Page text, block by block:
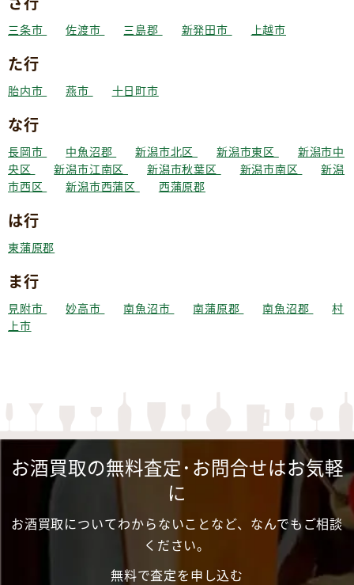
三条市 佐渡市 三島郡 新発田市 上越市
た行
胎内市 燕市 十日町市
な行
長岡市 中魚沼郡 新潟市北区 新潟市東区
新潟市中
央区
新潟市江南区 新潟市秋葉区 新潟市南区
新潟
市西区
新潟市西蒲区 西蒲原郡
は行
東蒲原郡
ま行
見附市 妙高市 南魚沼市 南蒲原郡 南魚沼郡
村
上市
お酒買取の無料査定･お問合せはお気軽
に
お酒買取についてわからないことなど、なんでもご相談
ください。
無料で査定を申し込む